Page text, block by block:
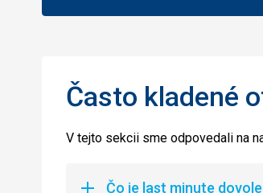
Často kladené
V tejto sekcii sme odpovedali na
Čo je last minute